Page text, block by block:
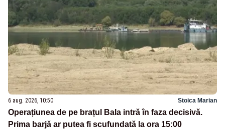
6 aug. 2026, 10:50 Stoica Marian
Operațiunea de pe brațul Bala intră în faza decisivă.
Prima barjă ar putea fi scufundată la ora 15:00